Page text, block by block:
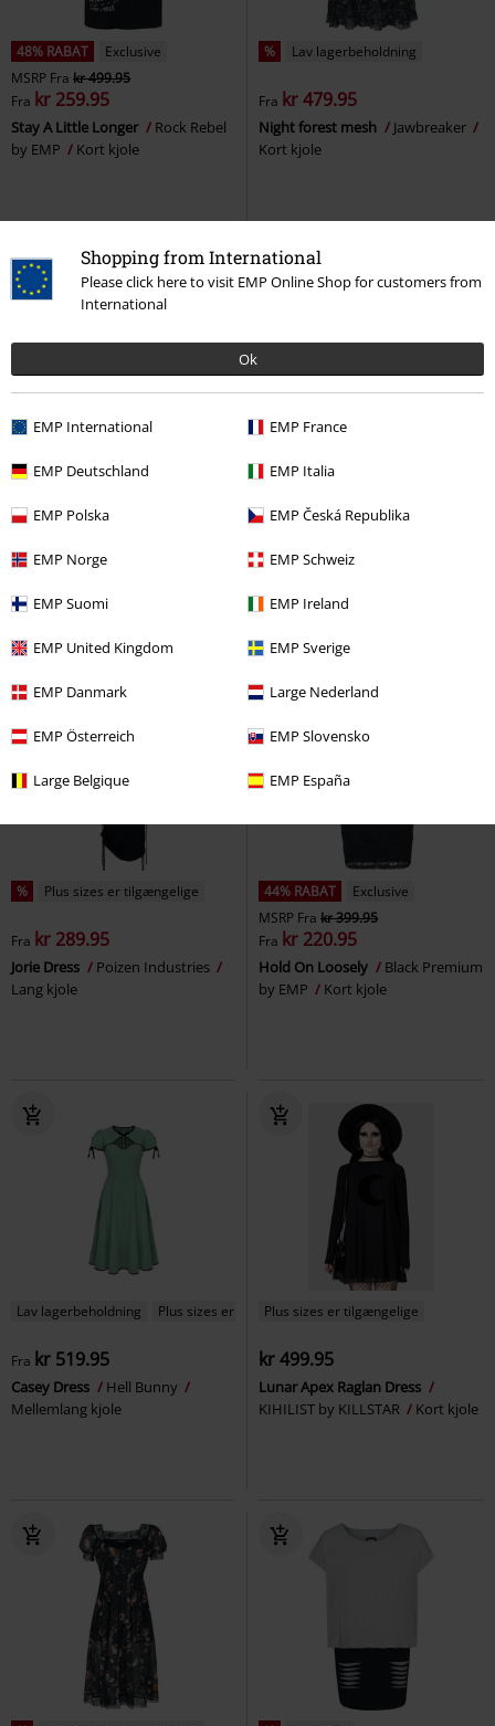
Shopping from International
Please click here to visit EMP Online Shop for customers from
International
Ok
EMP International EMP France
EMP Deutschland EMP Italia
EMP Polska EMP Česká Republika
EMP Norge EMP Schweiz
EMP Suomi EMP Ireland
EMP United Kingdom EMP Sverige
EMP Danmark Large Nederland
EMP Österreich EMP Slovensko
Large Belgique EMP España
48% RABAT
Exclusive
MSRP Fra kr 499.95
Fra kr 259.95
Stay A Little Longer
Rock Rebel
by EMP
Kort kjole
% Lav lagerbeholdning
Fra kr 479.95
Night forest mesh
Jawbreaker
Kort kjole
% Lav lagerbeholdning
Fra kr 479.95
Gathered neckline flared
Voodoo Vixen
Exclusive
kr 349.95
Harmony Vibe sommerkjole
RED by EMP
Lang kjole
% Plus sizes er tilgængelige
Fra kr 289.95
Jorie Dress
Poizen Industries
Lang kjole
44% RABAT
Exclusive
MSRP Fra kr 399.95
Fra kr 220.95
Hold On Loosely
Black Premium
by EMP
Kort kjole
Lav lagerbeholdning Plus sizes er tilgængelige
Fra kr 519.95
Casey Dress
Hell Bunny
Mellemlang kjole
Plus sizes er tilgængelige
kr 499.95
Lunar Apex Raglan Dress
KIHILIST by KILLSTAR
Kort kjole